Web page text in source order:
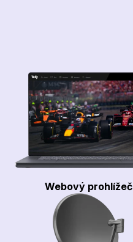
Webový prohlížeč